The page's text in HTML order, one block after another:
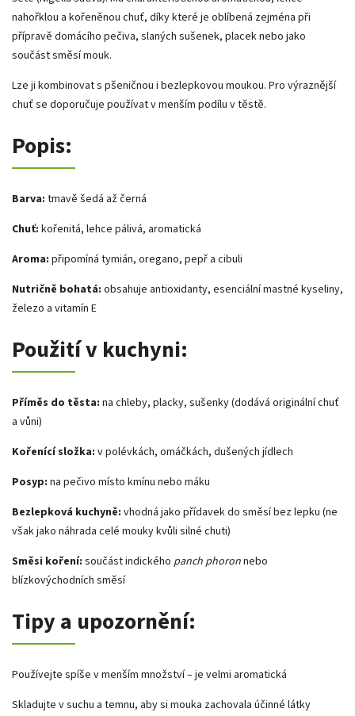
nahořklou a kořeněnou chuť, díky které je oblíbená zejména při
přípravě domácího pečiva, slaných sušenek, placek nebo jako
součást směsí mouk.
Lze ji kombinovat s pšeničnou i bezlepkovou moukou. Pro výraznější
chuť se doporučuje používat v menším podílu v těstě.
Popis:
Barva: tmavě šedá až černá
Chuť: kořenitá, lehce pálivá, aromatická
Aroma: připomíná tymián, oregano, pepř a cibuli
Nutričně bohatá: obsahuje antioxidanty, esenciální mastné kyseliny,
železo a vitamín E
Použití v kuchyni:
Příměs do těsta: na chleby, placky, sušenky (dodává originální chuť
a vůni)
Kořenící složka: v polévkách, omáčkách, dušených jídlech
Posyp: na pečivo místo kmínu nebo máku
Bezlepková kuchyně: vhodná jako přídavek do směsí bez lepku (ne
však jako náhrada celé mouky kvůli silné chuti)
Směsi koření: součást indického panch phoronnebo
blízkovýchodních směsí
Tipy a upozornění:
Používejte spíše v menším množství – je velmi aromatická
Skladujte v suchu a temnu, aby si mouka zachovala účinné látky